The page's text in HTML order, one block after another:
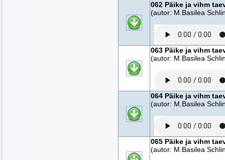
062 Päike ja vihm
(autor: M.Basilea
063 Päike ja vihm
(autor: M.Basilea
064 Päike ja vihm
(autor: M.Basilea
065 Päike ja vihm
(autor: M.Basilea